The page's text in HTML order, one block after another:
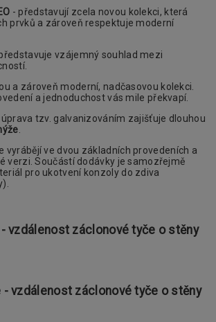
- představují zcela novou kolekci, která
prvků a zároveň respektuje moderní
vzájemný souhlad mezi
a zároveň moderní, nadčasovou kolekci.
a jednoduchost vás mile překvapí.
tzv. galvanizováním zajišťuje dlouhou
vyrábějí ve dvou základních provedeních a
verzi. Součástí dodávky je samozřejmě
pro ukotvení konzoly do zdiva
vzdálenost záclonové tyče o stěny
- vzdálenost záclonové tyče o stěny